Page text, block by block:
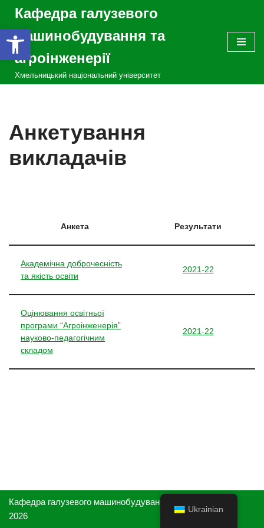
Відкрити Панель інструментів
Перейти
до
вмісту
Кафедра галузевого
машинобудування та
агроінженерії
Хмельницький національний університет
Анкетування
викладачів
Анкета Результати
Академічна доброчесність
та якість освіти
2021-22
Оцінювання освітньої
програми “Агроінженерія”
науково-педагогічним
складом
2021-22
Кафедра галузевого машинобудування та агроінженерії,
2026
Ukrainian